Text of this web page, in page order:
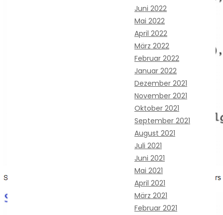
Juni 2022
Mai 2022
April 2022
März 2022
Februar 2022
Januar 2022
Dezember 2021
November 2021
Oktober 2021
September 2021
August 2021
Juli 2021
Juni 2021
Mai 2021
April 2021
März 2021
Februar 2021